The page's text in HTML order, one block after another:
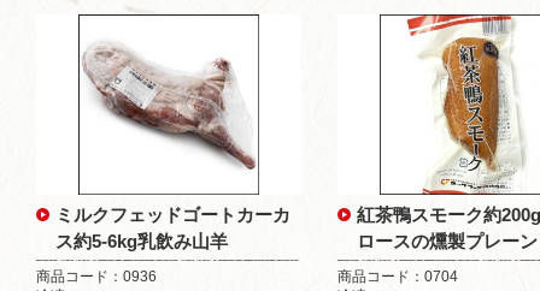
ミルクフェッドゴートカーカ
ス約5-6kg乳飲み山羊
商品コード：0936
紅茶鴨スモーク約
ロースの燻製プレーン
商品コード：0704